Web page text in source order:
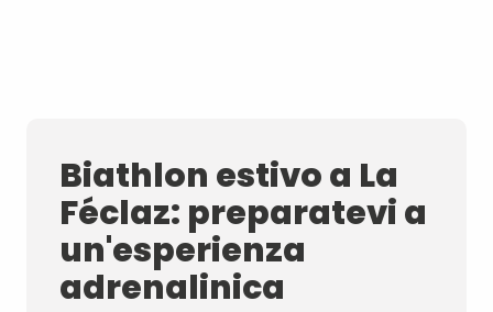
Biathlon estivo a La
Féclaz: preparatevi a
un'esperienza
adrenalinica